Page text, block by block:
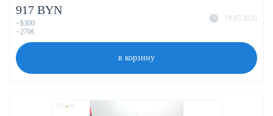
19.05.2026
917 BYN
~$300
~270€
в корзину